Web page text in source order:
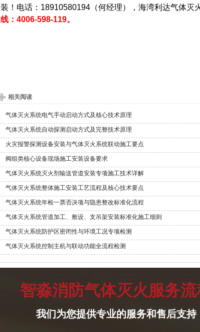
装！电话：18910580194（何经理），海湾利达气体灭
线：4006-598-119。
相关阅读
气体灭火系统电气手动启动方式及核心技术原理
气体灭火系统自动探测启动方式及完整技术原理
火灾报警探测设备安装与气体灭火系统联动施工要点
阀组类核心设备现场施工安装设备要求
气体灭火系统灭火剂输送管道安装专项施工技术详解
气体灭火系统整体施工安装工艺流程及核心技术要点
气体灭火系统年检一票否决项与隐患整改标准化流程
气体灭火系统管道加工、敷设、支吊架安装标准化施工细则
气体灭火系统防护区密闭性与环境工况专项检测
气体灭火系统控制主机与联动功能全流程检测
智淼消防气体灭火服务流
我们为您提供专业的服务和售后支持